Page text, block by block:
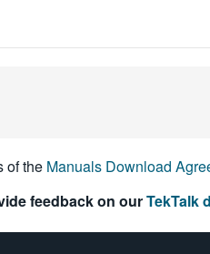
of the Manuals Download
feedback on ourTekTalk